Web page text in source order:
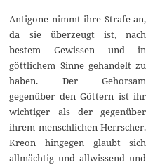
Antigone nimmt ihre Strafe an,
da sie überzeugt ist, nach
bestem Gewissen und in
göttlichem Sinne gehandelt zu
haben. Der Gehorsam
gegenüber den Göttern ist ihr
wichtiger als der gegenüber
ihrem menschlichen Herrscher.
Kreon hingegen glaubt sich
allmächtig und allwissend und